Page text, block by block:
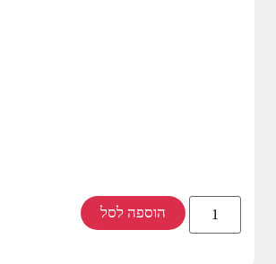
הוספה לסל